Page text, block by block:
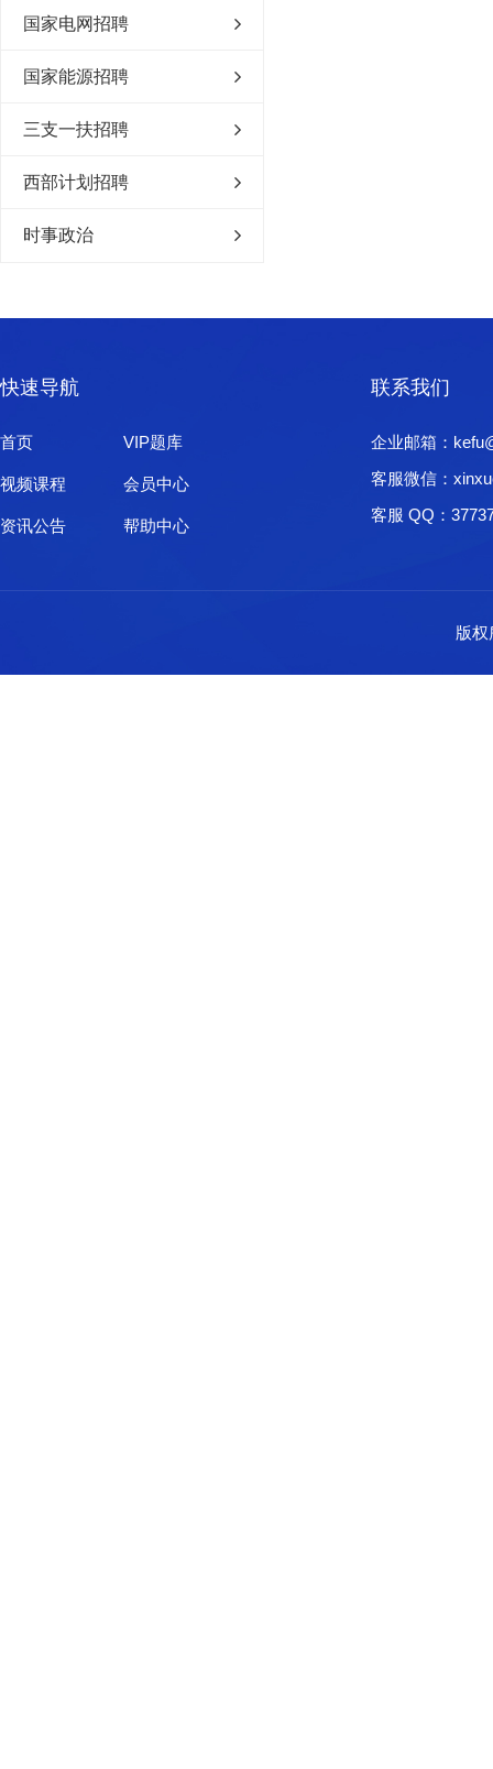
国家电网招聘
国家能源招聘
三支一扶招聘
西部计划招聘
时事政治
快速导航
首页 VIP题库
视频课程 会员中心
资讯公告 帮助中心
联系我们
企业邮箱：
客服微信：
客服 QQ：
版权